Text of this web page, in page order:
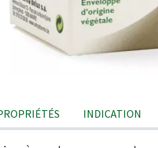
INDICATION